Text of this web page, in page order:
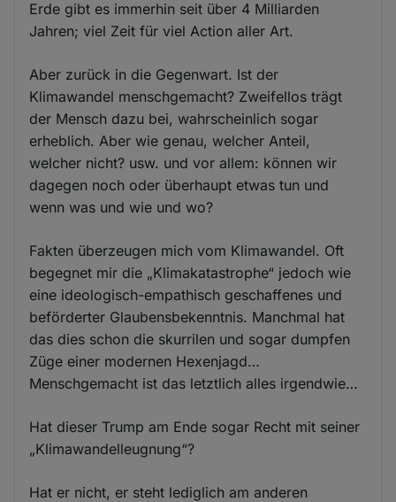
Erde gibt es immerhin seit über 4 Milliarden
Jahren; viel Zeit für viel Action aller Art.
Aber zurück in die Gegenwart. Ist der
Klimawandel menschgemacht? Zweifellos trägt
der Mensch dazu bei, wahrscheinlich sogar
erheblich. Aber wie genau, welcher Anteil,
welcher nicht? usw. und vor allem: können wir
dagegen noch oder überhaupt etwas tun und
wenn was und wie und wo?
Fakten überzeugen mich vom Klimawandel. Oft
begegnet mir die „Klimakatastrophe“ jedoch wie
eine ideologisch-empathisch geschaffenes und
beförderter Glaubensbekenntnis. Manchmal hat
das dies schon die skurrilen und sogar dumpfen
Züge einer modernen Hexenjagd…
Menschgemacht ist das letztlich alles irgendwie…
Hat dieser Trump am Ende sogar Recht mit seiner
„Klimawandelleugnung“?
Hat er nicht, er steht lediglich am anderen